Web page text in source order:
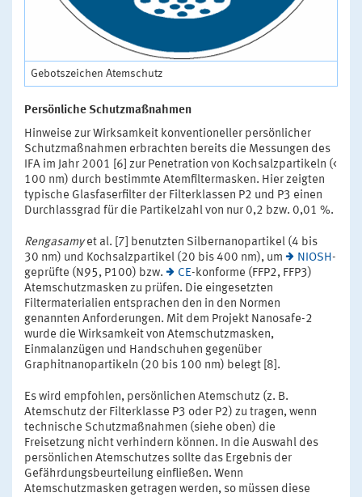
Gebotszeichen Atemschutz
Persönliche Schutzmaßnahmen
Hinweise zur Wirksamkeit konventioneller persönlicher
Schutzmaßnahmen erbrachten bereits die Messungen des
IFA im Jahr 2001 [6] zur Penetration von Kochsalzpartikeln (<
100 nm) durch bestimmte Atemfiltermasken. Hier zeigten
typische Glasfaserfilter der Filterklassen P2 und P3 einen
Durchlassgrad für die Partikelzahl von nur 0,2 bzw. 0,01 %.
Rengasamyet al. [7] benutzten Silbernanopartikel (4 bis
30 nm) und Kochsalzpartikel (20 bis 400 nm), um
NIOSH -
geprüfte (N95, P100) bzw.
CE-konforme (FFP2, FFP3)
Atemschutzmasken zu prüfen. Die eingesetzten
Filtermaterialien entsprachen den in den Normen
genannten Anforderungen. Mit dem Projekt Nanosafe-2
wurde die Wirksamkeit von Atemschutzmasken,
Einmalanzügen und Handschuhen gegenüber
Graphitnanopartikeln (20 bis 100 nm) belegt [8].
Es wird empfohlen, persönlichen Atemschutz (z. B.
Atemschutz der Filterklasse P3 oder P2) zu tragen, wenn
technische Schutzmaßnahmen (siehe oben) die
Freisetzung nicht verhindern können. In die Auswahl des
persönlichen Atemschutzes sollte das Ergebnis der
Gefährdungsbeurteilung einfließen. Wenn
Atemschutzmasken getragen werden, so müssen diese